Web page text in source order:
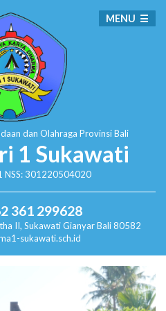
dan Olahraga Provinsi Bali
1 Sukawati
NSS: 301220504020
361 299628
II, SukawatiGianyar Bali 80582
sukawati.sch.id
MENU